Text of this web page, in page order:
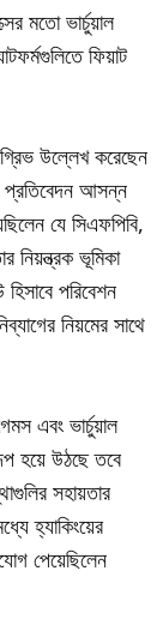
মতো ভার্চুয়াল
ফিয়াট
গ্রিভ উল্লেখ করেছেন
প্রতিবেদন আসন্ন
যে সিএফপিবি,
নিয়ন্ত্রক ভূমিকা
পরিবেশন
নিয়মের সাথে
এবং ভার্চুয়াল
হয়ে উঠছে তবে
সহায়তার
হ্যাকিংয়ের
পেয়েছিলেন